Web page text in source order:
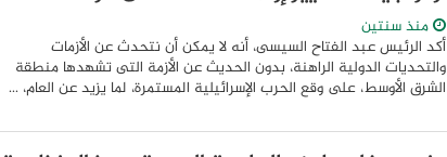
منذ سنتين
أكد الرئيس عبد الفتاح السيسى، أنه لا يمكن أن نتحدث عن الأزمات
والتحديات الدولية الراهنة، بدون الحديث عن الأزمة التى تشهدها منطقة
الشرق الأوسط، على وقع الحرب الإسرائيلية المستمرة، لما يزيد عن العام، ...